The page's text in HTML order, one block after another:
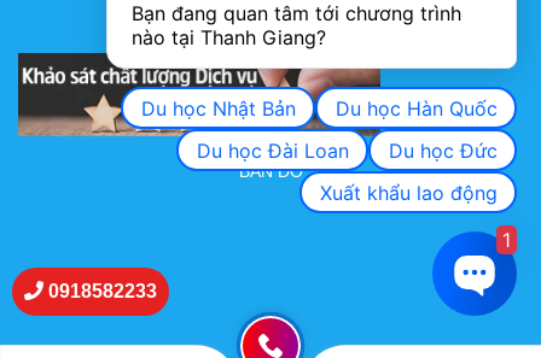
KHẢO SÁT CHẤT LƯỢNG DỊCH VỤ
BẢN ĐỒ
0918582233
Bạn đang quan tâm tới chương trình
nào tại Thanh Giang?
Du học Nhật Bản
Du học Hàn Quốc
Du học Đài Loan
Du học Đức
Xuất khẩu lao động
1